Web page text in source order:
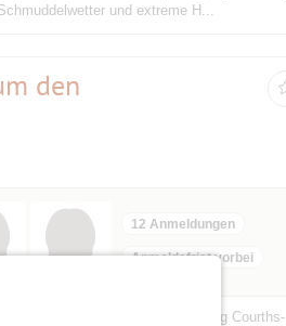
und extreme H...
den
12 Anmeldungen
Anmeldefrist vorbei
Fernsprechamt Steinplatz, Hedwig Courths-